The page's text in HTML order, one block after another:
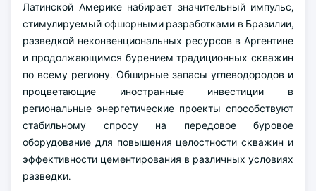
Латинской Америке набирает значительный импульс,
стимулируемый офшорными разработками в Бразилии,
разведкой неконвенциональных ресурсов в Аргентине
и продолжающимся бурением традиционных скважин
по всему региону. Обширные запасы углеводородов и
процветающие иностранные инвестиции в
региональные энергетические проекты способствуют
стабильному спросу на передовое буровое
оборудование для повышения целостности скважин и
эффективности цементирования в различных условиях
разведки.